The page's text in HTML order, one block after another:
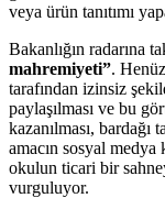
veya ürün tanıtımı
Bakanlığın radarına
mahremiyeti”.
tarafından izinsiz
paylaşılması ve bu
kazanılması, bardağı
amacın sosyal medya
okulun ticari bir
vurguluyor.